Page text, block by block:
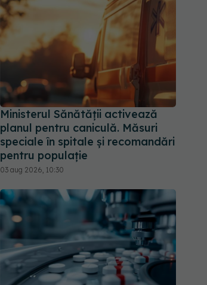
Ministerul Sănătății activează
planul pentru caniculă. Măsuri
speciale în spitale și recomandări
pentru populație
03 aug 2026, 10:30